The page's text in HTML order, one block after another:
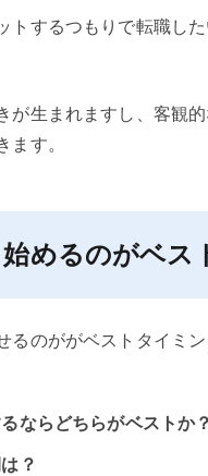
トするつもりで転職し
が生まれますし、客観
す。
めるのがベス
るのががベストタイミ
ならどちらがベストか？
？